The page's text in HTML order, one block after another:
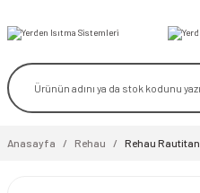
Anasayfa Rehau Rehau Rautitan